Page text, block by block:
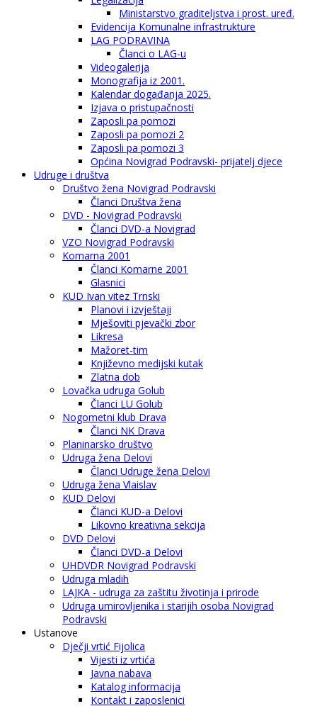
Ministarstvo graditeljstva i prost. uređ.
Evidencija Komunalne infrastrukture
LAG PODRAVINA
Članci o LAG-u
Videogalerija
Monografija iz 2001.
Kalendar događanja 2025.
Izjava o pristupačnosti
Zaposli pa pomozi
Zaposli pa pomozi 2
Zaposli pa pomozi 3
Općina Novigrad Podravski- prijatelj djece
Udruge i društva
Društvo žena Novigrad Podravski
Članci Društva žena
DVD - Novigrad Podravski
Članci DVD-a Novigrad
VZO Novigrad Podravski
Komarna 2001
Članci Komarne 2001
Glasnici
KUD Ivan vitez Trnski
Planovi i izvještaji
Mješoviti pjevački zbor
Likresa
Mažoret-tim
Književno medijski kutak
Zlatna dob
Lovačka udruga Golub
Članci LU Golub
Nogometni klub Drava
Članci NK Drava
Planinarsko društvo
Udruga žena Delovi
Članci Udruge žena Delovi
Udruga žena Vlaislav
KUD Delovi
Članci KUD-a Delovi
Likovno kreativna sekcija
DVD Delovi
Članci DVD-a Delovi
UHDVDR Novigrad Podravski
Udruga mladih
LAJKA - udruga za zaštitu životinja i prirode
Udruga umirovljenika i starijih osoba Novigrad
Podravski
Ustanove
Dječji vrtić Fijolica
Vijesti iz vrtića
Javna nabava
Katalog informacija
Kontakt i zaposlenici